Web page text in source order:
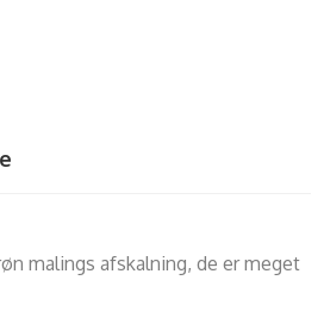
malings afskalning, de er meget